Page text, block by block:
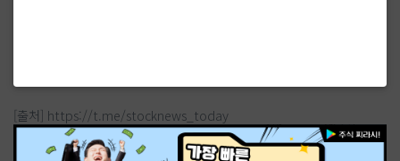
[출처] https://t.me/stocknews_today